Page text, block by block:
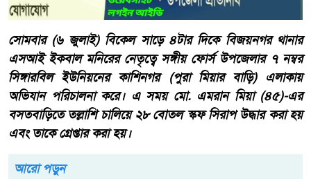
সোমবার (৬ জুলাই) বিকেল সাড়ে ৪টার দিকে বিজয়নগর থানার
এসআই ইকবাল মনিরের নেতৃত্বে সঙ্গীয় ফোর্স উপজেলার ৭ নম্বর
সিঙ্গারবিল ইউনিয়নের কাশিনগর (পুরা মিয়ার বাড়ি) এলাকায়
অভিযান পরিচালনা করে। এ সময় মো. এমরান মিয়া (৪৫)-এর
বসতবাড়িতে তল্লাশি চালিয়ে ২৮ বোতল স্কফ সিরাপ উদ্ধার করা হয়
এবং তাকে গ্রেপ্তার করা হয়।
আরো পড়ুন